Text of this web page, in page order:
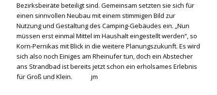
Bezirksbeiräte beteiligt sind. Gemeinsam setzten sie sich für
einen sinnvollen Neubau mit einem stimmigen Bild zur
Nutzung und Gestaltung des Camping-Gebäudes ein. „Nun
müssen erst einmal Mittel im Haushalt eingestellt werden“, so
Korn-Pernikas mit Blick in die weitere Planungszukunft. Es wird
sich also noch Einiges am Rheinufer tun, doch ein Abstecher
ans Strandbad ist bereits jetzt schon ein erholsames Erlebnis
für Groß und Klein. jm